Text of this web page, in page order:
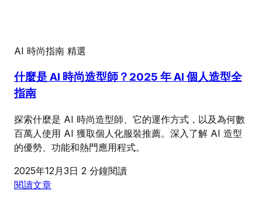
AI 時尚指南 精選
什麼是 AI 時尚造型師？2025 年 AI 個人造型全
指南
探索什麼是 AI 時尚造型師、它的運作方式，以及為何數
百萬人使用 AI 獲取個人化服裝推薦。深入了解 AI 造型
的優勢、功能和熱門應用程式。
2025年12月3日 2 分鐘閱讀
閱讀文章